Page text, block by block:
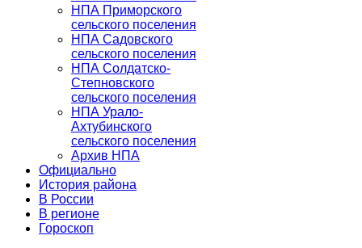
НПА Приморского
сельского поселения
НПА Садовского
сельского поселения
НПА Солдатско-
Степновского
сельского поселения
НПА Урало-
Ахтубинского
сельского поселения
Архив НПА
Официально
История района
В России
В регионе
Гороскоп